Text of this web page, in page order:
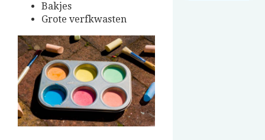
Bakjes
Grote verfkwasten